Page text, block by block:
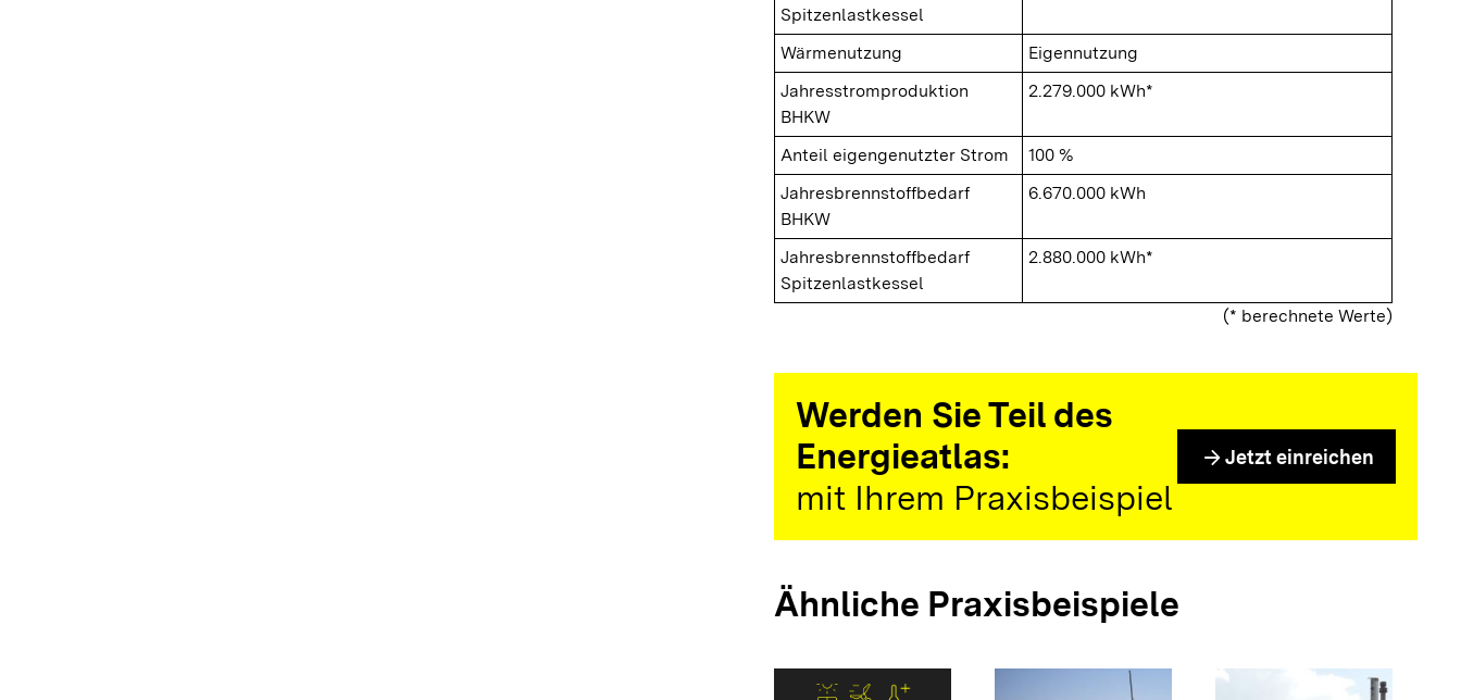
Spitzenlastkessel
Wärmenutzung
Eigennutzung
Jahresstromproduktion
BHKW
2.279.000 kWh*
Anteil eigengenutzter Strom
100 %
Jahresbrennstoffbedarf
BHKW
6.670.000 kWh
Jahresbrennstoffbedarf
Spitzenlastkessel
2.880.000 kWh*
(* berechnete Werte)
Werden Sie Teil des
Energieatlas:
mit Ihrem Praxisbeispiel
arrow_forward Jetzt einreichen
Ähnliche Praxisbeispiele